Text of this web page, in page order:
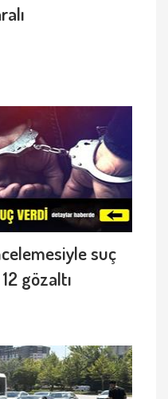
suç
gözaltı